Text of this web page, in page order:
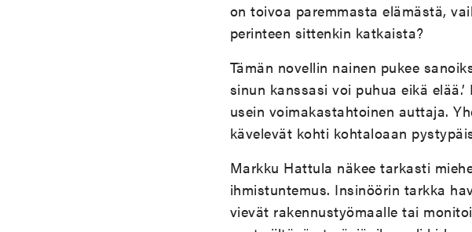
on toivoa paremmasta elämästä,
perinteen sittenkin katkaista?
Tämän novellin nainen pukee
sinun kanssasi voi puhua eikä
usein voimakastahtoinen auttaja.
kävelevät kohti kohtaloaan
Markku Hattula näkee tarkasti
ihmistuntemus. Insinöörin tarkka
vievät rakennustyömaalle tai